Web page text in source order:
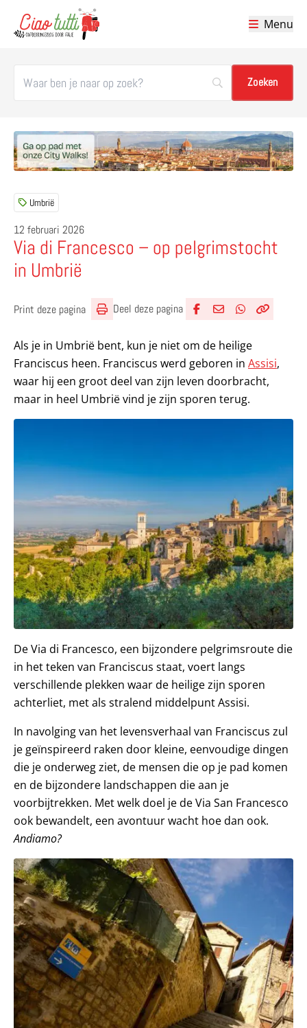
Menu
Umbrië
12 februari 2026
Via di Francesco – op pelgrimstocht
in Umbrië
Print deze pagina Deel deze pagina
Als je in Umbrië bent, kun je niet om de heilige
Franciscus heen. Franciscus werd geboren in Assisi,
waar hij een groot deel van zijn leven doorbracht,
maar in heel Umbrië vind je zijn sporen terug.
De Via di Francesco, een bijzondere pelgrimsroute die
in het teken van Franciscus staat, voert langs
verschillende plekken waar de heilige zijn sporen
achterliet, met als stralend middelpunt Assisi.
In navolging van het levensverhaal van Franciscus zul
je geïnspireerd raken door kleine, eenvoudige dingen
die je onderweg ziet, de mensen die op je pad komen
en de bijzondere landschappen die aan je
voorbijtrekken. Met welk doel je de Via San Francesco
ook bewandelt, een avontuur wacht hoe dan ook.
Andiamo?